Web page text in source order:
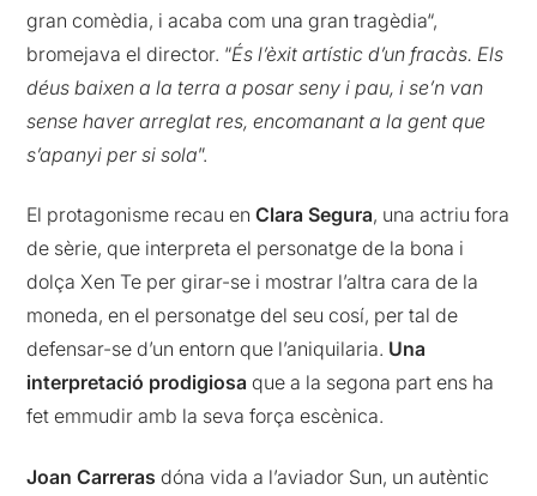
gran comèdia, i acaba com una gran tragèdia“,
bromejava el director. “És l’èxit artístic d’un fracàs. Els
déus baixen a la terra a posar seny i pau, i se’n van
sense haver arreglat res, encomanant a la gent que
s’apanyi per si sola”.
El protagonisme recau enClara Segura, una actriu fora
de sèrie, que interpreta el personatge de la bona i
dolça Xen Te per girar-se i mostrar l’altra cara de la
moneda, en el personatge del seu cosí, per tal de
defensar-se d’un entorn que l’aniquilaria. Una
interpretació prodigiosa que a la segona part ens ha
fet emmudir amb la seva força escènica.
Joan Carreras dóna vida a l’aviador Sun, un autèntic